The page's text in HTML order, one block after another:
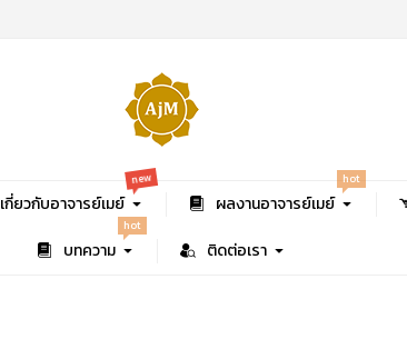
เกี่ยวกับอาจารย์เมย์
new
ผลงานอาจารย์เมย์
hot
บทความ
hot
ติดต่อเรา